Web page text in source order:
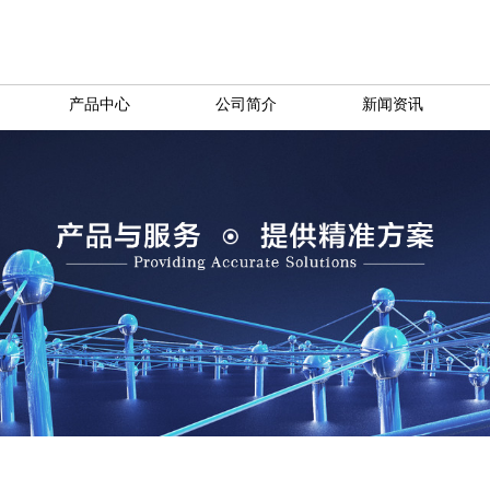
产品中心 公司简介 新闻资讯